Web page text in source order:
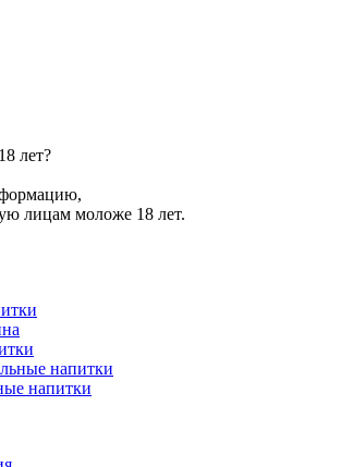
лет?
лицам моложе 18 лет.
напитки
напитки